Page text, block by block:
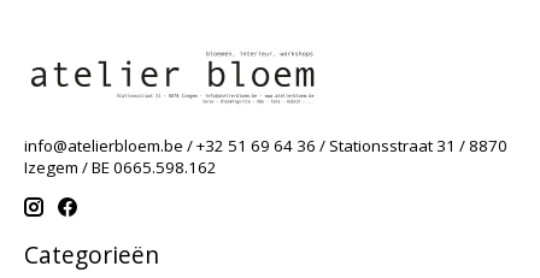
info@atelierbloem.be / +32 51 69 64 36 / Stationsstraat 31 / 8870
Izegem / BE 0665.598.162
Categorieën